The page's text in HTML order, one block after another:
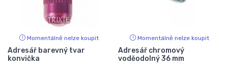
Momentálně nelze koupit
Adresář barevný tvar
konvička
Momentálně nelze koupit
Adresář chromový
voděodolný 36 mm